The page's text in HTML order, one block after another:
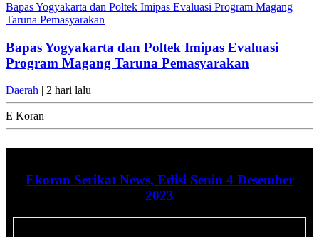
Bapas Yogyakarta dan Poltek Imipas Evaluasi Program Magang
Taruna Pemasyarakan
Bapas Yogyakarta dan Poltek Imipas Evaluasi
Program Magang Taruna Pemasyarakan
Daerah | 2 hari lalu
E Koran
Ekoran Serikat News, Edisi Senin 4 Desember
2023